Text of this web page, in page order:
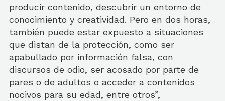
producir contenido, descubrir un entorno de
conocimiento y creatividad. Pero en dos horas,
también puede estar expuesto a situaciones
que distan de la protección, como ser
apabullado por información falsa, con
discursos de odio, ser acosado por parte de
pares o de adultos o acceder a contenidos
nocivos para su edad, entre otros”,